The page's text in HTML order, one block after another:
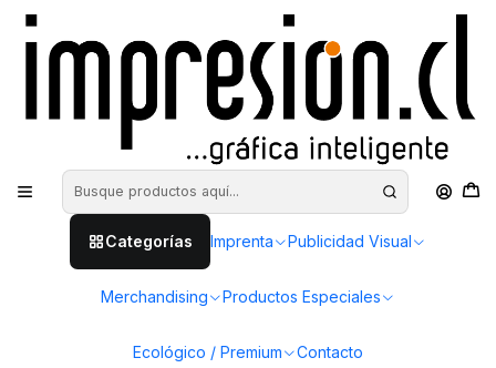
Categorías Imprenta Publicidad Visual
Merchandising Productos Especiales
Ecológico / Premium Contacto